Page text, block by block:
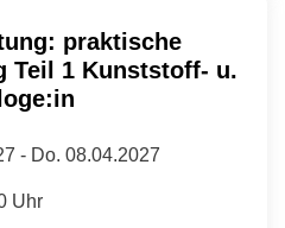
praktische
Teil 1 Kunststoff- u.
- Do. 08.04.2027
Uhr